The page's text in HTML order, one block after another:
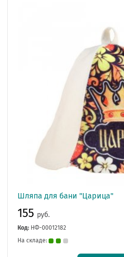
Шляпа для бани "Царица"
155 руб.
Код: НФ-00012182
На складе: